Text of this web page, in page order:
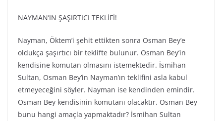
NAYMAN’IN ŞAŞIRTICI TEKLİFİ!
Nayman, Öktem’i şehit ettikten sonra Osman Bey’e
oldukça şaşırtıcı bir teklifte bulunur. Osman Bey’in
kendisine komutan olmasını istemektedir. İsmihan
Sultan, Osman Bey’in Nayman’ın teklifini asla kabul
etmeyeceğini söyler. Nayman ise kendinden emindir.
Osman Bey kendisinin komutanı olacaktır. Osman Bey
bunu hangi amaçla yapmaktadır? İsmihan Sultan